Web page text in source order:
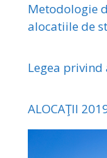
Metodologie
alocatiile de
Legea
ALOCAŢII